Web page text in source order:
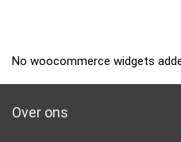
No woocommerce widgets
Over ons